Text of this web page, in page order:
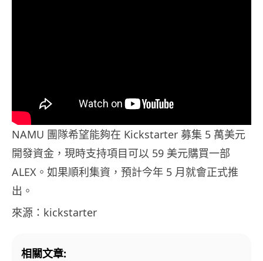
NAMU 團隊希望能夠在 Kickstarter 募集 5 萬美元
開發資金，現時支持項目可以 59 美元購買一部
ALEX。如果順利集資，預計今年 5 月就會正式推
出。
來源：kickstarter
相關文章: